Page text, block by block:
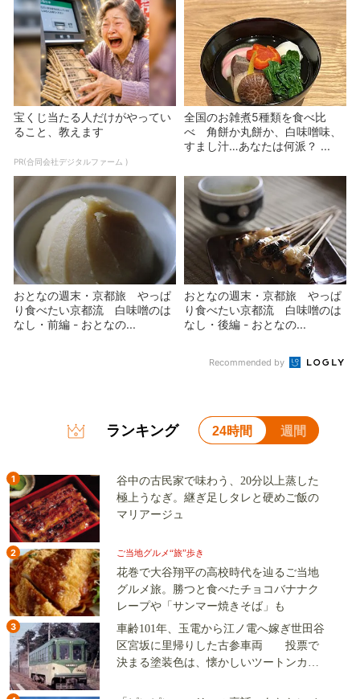
宝くじ当たる人だけがやってい
ること、教えます
PR(合同会社デジタルファーム )
全国のお雑煮5種類を食べ比
べ 角餅か丸餅か、白味噌味、
すまし汁…あなたは何派？ ...
おとなの週末・京都旅 やっぱ
り食べたい京都流 白味噌のは
なし・前編 - おとなの...
おとなの週末・京都旅 やっぱ
り食べたい京都流 白味噌のは
なし・後編 - おとなの...
Recommended by
ランキング 24時間 週間
1
谷中の古民家で味わう、20分以上蒸した
極上うなぎ。継ぎ足しタレと硬めご飯の
マリアージュ
2 ご当地グルメ“旅”歩き
花巻で大谷翔平の高校時代を辿るご当地
グルメ旅。勝つと食べたチョコバナナク
レープや「サンマー焼きそば」も
3
車齢101年、玉電から江ノ電へ嫁ぎ世田谷
区宮坂に里帰りした古参車両 投票で
決まる塗装色は、懐かしいツートンカラ